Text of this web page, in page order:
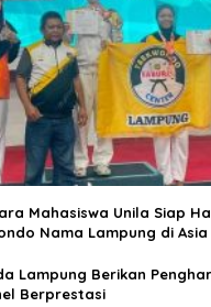
Mahasiswa Unila Siap
Nama Lampung di Asia
Lampung Berikan
Berprestasi